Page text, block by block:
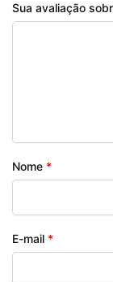
Sua avaliação
Nome *
E-mail *